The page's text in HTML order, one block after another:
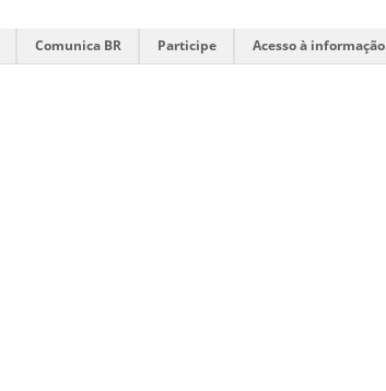
Comunica BR Participe Acesso à informação